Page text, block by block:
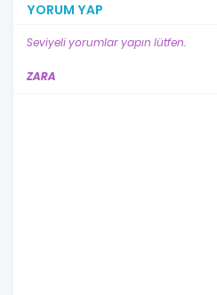
YORUM YAP
Seviyeli yorumlar yapın lütfen.
ZARA